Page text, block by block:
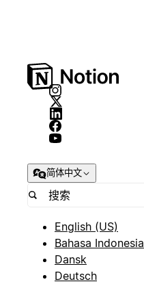
简体中文
English (US)
Bahasa Indonesia
Dansk
Deutsch